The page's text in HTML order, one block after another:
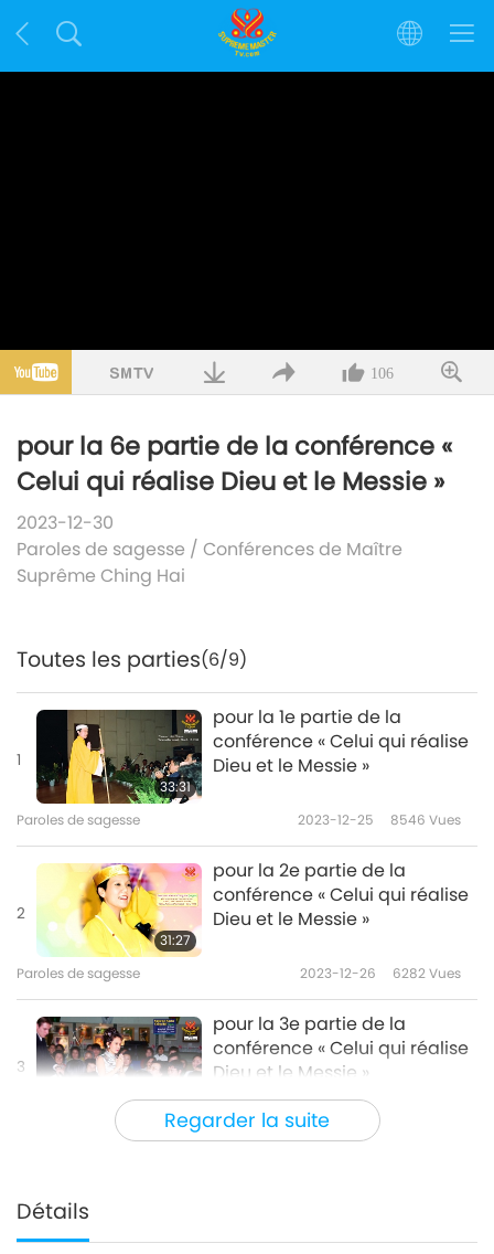
106
pour la 6e partie de la conférence «
Celui qui réalise Dieu et le Messie »
2023-12-30
Paroles de sagesse / Conférences de Maître
Suprême Ching Hai
Regarder la suite
Toutes les parties(6/9)
1
33:31
pour la 1e partie de la
conférence « Celui qui réalise
Dieu et le Messie »
Paroles de sagesse 2023-12-25 8546 Vues
2
31:27
pour la 2e partie de la
conférence « Celui qui réalise
Dieu et le Messie »
Paroles de sagesse 2023-12-26 6282Vues
3
pour la 3e partie de la
conférence « Celui qui réalise
Dieu et le Messie »
Paroles de sagesse 2023-12-27
4
38:48
Détails